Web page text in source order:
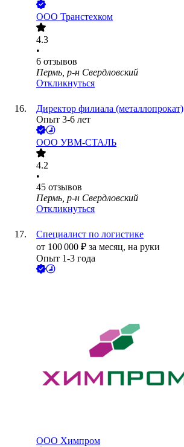
ООО Транстехком
4.3
•
6 отзывов
Пермь, р-н Свердловский
Откликнуться
Директор филиала (металлопрокат)
Опыт 3-6 лет
ООО УВМ-СТАЛЬ
4.2
•
45 отзывов
Пермь, р-н Свердловский
Откликнуться
Специалист по логистике
от 100 000 ₽ за месяц, на руки
Опыт 1-3 года
ООО Химпром